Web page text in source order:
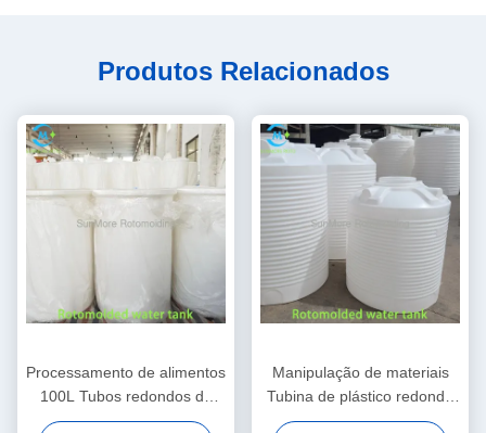
Produtos Relacionados
Processamento de alimentos
100L Tubos redondos de
plástico com estrutura alta /
Manipulação de materiais
Tubina de plástico redonda
grande 1000L para sistemas